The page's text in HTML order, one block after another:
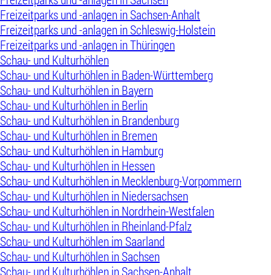
Freizeitparks und -anlagen in Sachsen-Anhalt
Freizeitparks und -anlagen in Schleswig-Holstein
Freizeitparks und -anlagen in Thüringen
Schau- und Kulturhöhlen
Schau- und Kulturhöhlen in Baden-Württemberg
Schau- und Kulturhöhlen in Bayern
Schau- und Kulturhöhlen in Berlin
Schau- und Kulturhöhlen in Brandenburg
Schau- und Kulturhöhlen in Bremen
Schau- und Kulturhöhlen in Hamburg
Schau- und Kulturhöhlen in Hessen
Schau- und Kulturhöhlen in Mecklenburg-Vorpommern
Schau- und Kulturhöhlen in Niedersachsen
Schau- und Kulturhöhlen in Nordrhein-Westfalen
Schau- und Kulturhöhlen in Rheinland-Pfalz
Schau- und Kulturhöhlen im Saarland
Schau- und Kulturhöhlen in Sachsen